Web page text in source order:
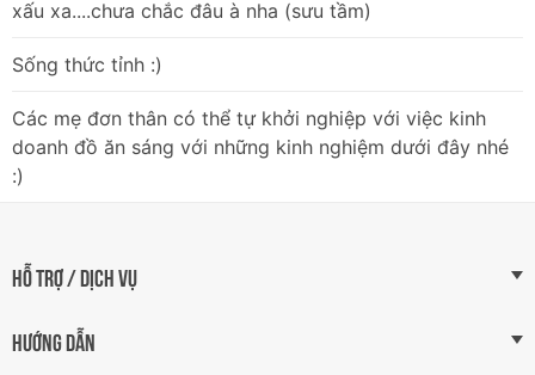
xấu xa....chưa chắc đâu à nha (sưu tầm)
Sống thức tỉnh :)
Các mẹ đơn thân có thể tự khởi nghiệp với việc kinh
doanh đồ ăn sáng với những kinh nghiệm dưới đây nhé
:)
HỖ TRỢ / DỊCH VỤ
HƯỚNG DẪN